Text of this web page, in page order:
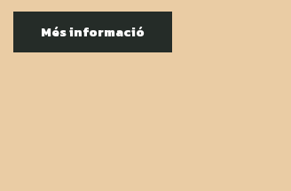
Més informació